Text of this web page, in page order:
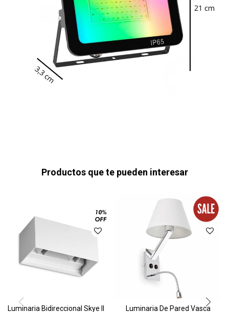
Productos que te pueden interesar
Luminaria Bidireccional Skye II Luminaria De Pared Vasca